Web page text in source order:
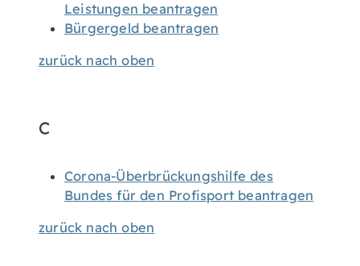
Leistungen beantragen
Bürgergeld beantragen
zurück nach oben
C
Corona-Überbrückungshilfe des
Bundes für den Profisport beantragen
zurück nach oben